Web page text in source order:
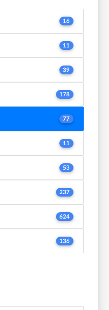
16
11
39
178
77
11
53
237
624
136